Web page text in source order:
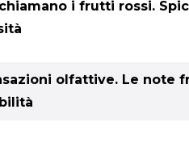
i frutti rossi.
olfattive. Le note